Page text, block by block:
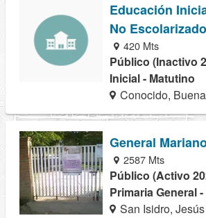
Educación
No Escolarizado
420 Mts
Público (Inactivo
Inicial - Matutino
Conocido,
General
2587 Mts
Público (Activo
Primaria General
San Isidro,